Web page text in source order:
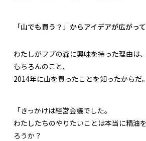
「山でも買う？」からアイデアが広がって
わたしがフプの森に興味を持った理由は
もちろんのこと、
2014年に山を買ったことを知ったからだ。
「きっかけは経営会議でした。
わたしたちのやりたいことは本当に精油
ろうか？